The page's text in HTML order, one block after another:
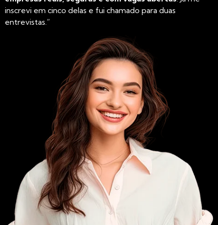
inscrevi em cinco delas e fui chamado para duas
entrevistas.”